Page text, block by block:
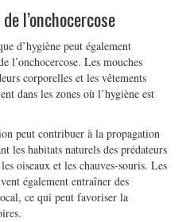
l’onchocercose
d’hygiène peut également
l’onchocercose. Les mouches
corporelles et les vêtements
dans les zones où l’hygiène est
peut contribuer à la propagation
les habitats naturels des prédateurs
oiseaux et les chauves-souris. Les
également entraîner des
ce qui peut favoriser la